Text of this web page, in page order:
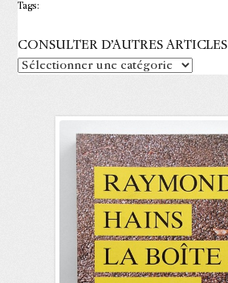
Tags:
CONSULTER D’AUTRES ARTICLES